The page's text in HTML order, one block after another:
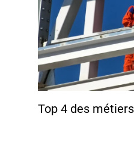
Top 4 des